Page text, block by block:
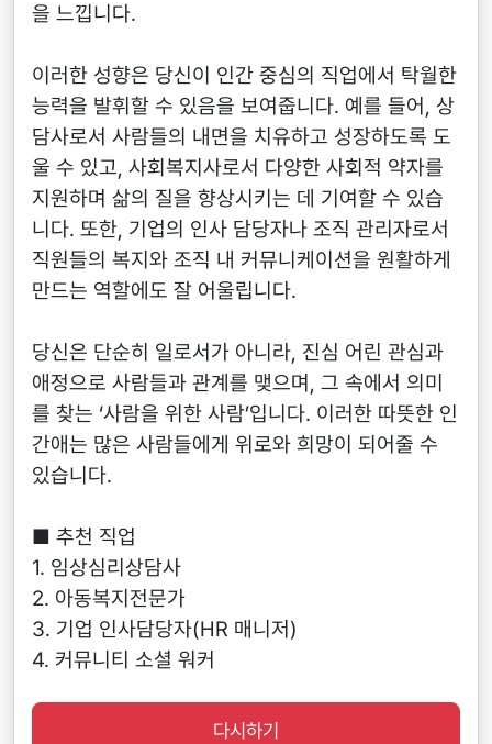
을 느낍니다.
이러한 성향은 당신이 인간 중심의 직업에서 탁월한
능력을 발휘할 수 있음을 보여줍니다. 예를 들어, 상
담사로서 사람들의 내면을 치유하고 성장하도록 도
울 수 있고, 사회복지사로서 다양한 사회적 약자를
지원하며 삶의 질을 향상시키는 데 기여할 수 있습
니다. 또한, 기업의 인사 담당자나 조직 관리자로서
직원들의 복지와 조직 내 커뮤니케이션을 원활하게
만드는 역할에도 잘 어울립니다.
당신은 단순히 일로서가 아니라, 진심 어린 관심과
애정으로 사람들과 관계를 맺으며, 그 속에서 의미
를 찾는 ‘사람을 위한 사람’입니다. 이러한 따뜻한 인
간애는 많은 사람들에게 위로와 희망이 되어줄 수
있습니다.
■ 추천 직업
1. 임상심리상담사
2. 아동복지전문가
3. 기업 인사담당자(HR 매니저)
4. 커뮤니티 소셜 워커
다시하기